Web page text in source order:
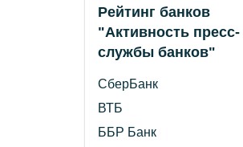
Рейтинг банков
"Активность пресс-
службы банков"
СберБанк
ВТБ
ББР Банк